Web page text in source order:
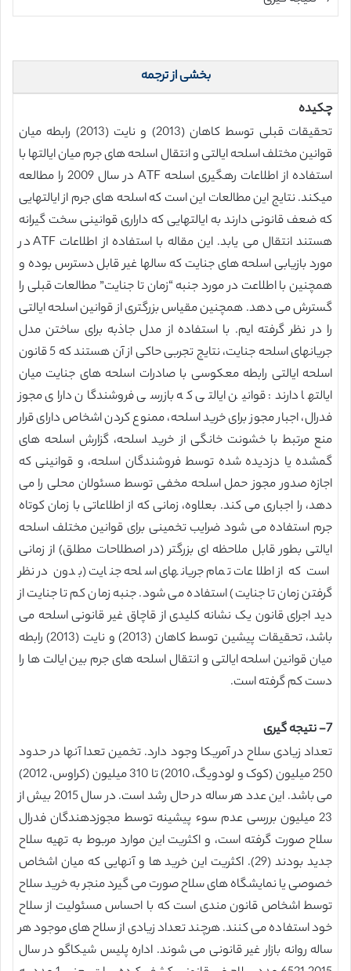
بخشی از ترجمه
چکیده
تحقیقات قبلی توسط کاهان (2013) و نایت (2013) رابطه میان
قوانین مختلف اسلحه ایالتی و انتقال اسلحه های جرم میان ایالتها با
استفاده از اطلاعات رهگیری اسلحه ATF در سال 2009 را مطالعه
میکند. نتایج این مطالعات این است که اسلحه های جرم از ایالتهایی
که ضعف قانونی دارند به ایالتهایی که داراری قوانینی سخت گیرانه
هستند انتقال می یابد. این مقاله با استفاده از اطلاعات ATF در
مورد بازیابی اسلحه های جنایت که سالها غیر قابل دسترس بوده و
همچنین با اطلاعت در مورد جنبه “زمان تا جنایت” مطالعات قبلی را
گسترش می دهد. همچنین مقیاس بزرگتری از قوانین اسلحه ایالتی
را در نظر گرفته ایم. با استفاده از مدل جاذبه برای ساختن مدل
جریانهای اسلحه جنایت، نتایج تجربی حاکی از آن هستند که 5 قانون
اسلحه ایالتی رابطه معکوسی با صادرات اسلحه های جنایت میان
ایالتها دارند: قوانین ایالتی که بازرسی فروشندگان دارای مجوز
فدرال، اجبار مجوز برای خرید اسلحه، ممنوع کردن اشخاص دارای قرار
منع مرتبط با خشونت خانگی از خرید اسلحه، گزارش اسلحه های
گمشده یا دزدیده شده توسط فروشندگان اسلحه، و قوانینی که
اجازه صدور مجوز حمل اسلحه مخفی توسط مسئولان محلی را می
دهد، را اجباری می کند. بعلاوه، زمانی که از اطلاعاتی با زمان کوتاه
جرم استفاده می شود ضرایب تخمینی برای قوانین مختلف اسلحه
ایالتی بطور قابل ملاحظه ای بزرگتر (در اصطلاحات مطلق) از زمانی
است که از اطلاعات تمام جریانهای اسلحه جنایت (بدون در نظر
گرفتن زمان تا جنایت) استفاده می شود. جنبه زمان کم تا جنایت از
دید اجرای قانون یک نشانه کلیدی از قاچاق غیر قانونی اسلحه می
باشد، تحقیقات پیشین توسط کاهان (2013) و نایت (2013) رابطه
میان قوانین اسلحه ایالتی و انتقال اسلحه های جرم بین ایالت ها را
دست کم گرفته است.
7- نتیجه گیری
تعداد زیادی سلاح در آمریکا وجود دارد. تخمین تعدا آنها در حدود
250 میلیون (کوک و لودویگ، 2010) تا 310 میلیون (کراوس، 2012)
می باشد. این عدد هر ساله در حال رشد است. در سال 2015 بیش از
23 میلیون بررسی عدم سوء پیشینه توسط مجوزدهندگان فدرال
سلاح صورت گرفته است، و اکثریت این موارد مربوط به تهیه سلاح
جدید بودند (29). اکثریت این خرید ها و آنهایی که میان اشخاص
خصوصی یا نمایشگاه های سلاح صورت می گیرد منجر به خرید سلاح
توسط اشخاص قانون مندی است که با احساس مسئولیت از سلاح
خود استفاده می کنند. هرچند تعداد زیادی از سلاح های موجود هر
ساله روانه بازار غیر قانونی می شوند. اداره پلیس شیکاگو در سال